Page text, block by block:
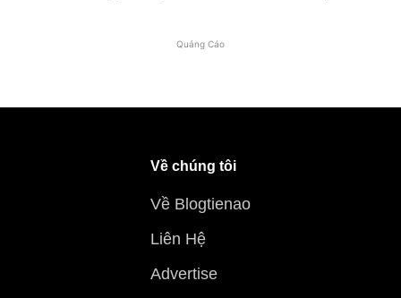
Quảng Cáo
Về chúng tôi
Về Blogtienao
Liên Hệ
Advertise